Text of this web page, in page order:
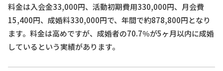
料金は入会金33,000円、活動初期費用330,000円、月会費
15,400円、成婚料330,000円で、年間で約878,800円となり
ます。料金は高めですが、成婚者の70.7％が5ヶ月以内に成婚
しているという実績があります。